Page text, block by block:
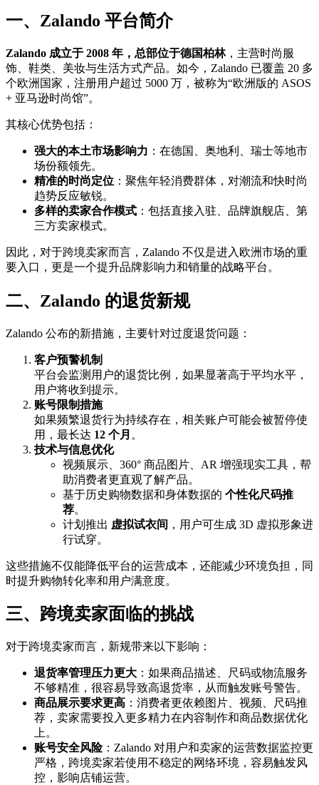
一、Zalando 平台简介
Zalando 成立于 2008 年，总部位于德国柏林，主营时尚服
饰、鞋类、美妆与生活方式产品。如今，Zalando 已覆盖 20 多
个欧洲国家，注册用户超过 5000 万，被称为“欧洲版的 ASOS
+ 亚马逊时尚馆”。
其核心优势包括：
强大的本土市场影响力 ：在德国、奥地利、瑞士等地市
场份额领先。
精准的时尚定位 ：聚焦年轻消费群体，对潮流和快时尚
趋势反应敏锐。
多样的卖家合作模式 ：包括直接入驻、品牌旗舰店、第
三方卖家模式。
因此，对于跨境卖家而言，Zalando 不仅是进入欧洲市场的重
要入口，更是一个提升品牌影响力和销量的战略平台。
二、Zalando 的退货新规
Zalando 公布的新措施，主要针对过度退货问题：
客户预警机制
平台会监测用户的退货比例，如果显著高于平均水平，
用户将收到提示。
账号限制措施
如果频繁退货行为持续存在，相关账户可能会被暂停使
用，最长达 12 个月 。
技术与信息优化
视频展示、360° 商品图片、AR 增强现实工具，帮
助消费者更直观了解产品。
基于历史购物数据和身体数据的 个性化尺码推
荐。
计划推出 虚拟试衣间 ，用户可生成 3D 虚拟形象进
行试穿。
这些措施不仅能降低平台的运营成本，还能减少环境负担，同
时提升购物转化率和用户满意度。
三、跨境卖家面临的挑战
对于跨境卖家而言，新规带来以下影响：
退货率管理压力更大 ：如果商品描述、尺码或物流服务
不够精准，很容易导致高退货率，从而触发账号警告。
商品展示要求更高 ：消费者更依赖图片、视频、尺码推
荐，卖家需要投入更多精力在内容制作和商品数据优化
上。
账号安全风险：Zalando 对用户和卖家的运营数据监控更
严格，跨境卖家若使用不稳定的网络环境，容易触发风
控，影响店铺运营。